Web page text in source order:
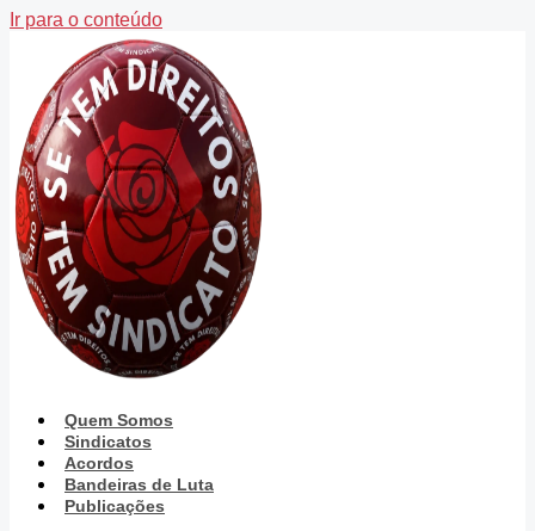
Ir para o conteúdo
Quem Somos
Sindicatos
Acordos
Bandeiras de Luta
Publicações